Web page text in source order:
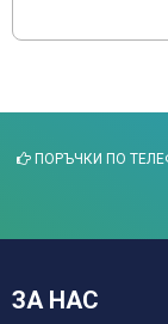
ПОРЪЧКИ ПО
ЗА НАС